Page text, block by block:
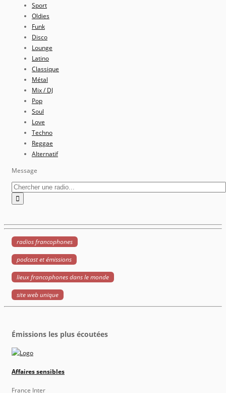
Sport
Oldies
Funk
Disco
Lounge
Latino
Classique
Métal
Mix / DJ
Pop
Soul
Love
Techno
Reggae
Alternatif
Message
radios francophones
podcast et émissions
lieux francophones dans le monde
site web unique
Émissions les plus écoutées
Affaires sensibles
France Inter